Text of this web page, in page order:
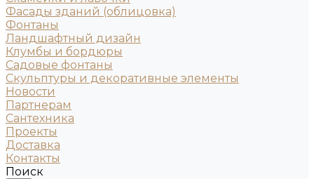
Фасады зданий (облицовка)
Фонтаны
Ландшафтный дизайн
Клумбы и бордюры
Садовые фонтаны
Скульптуры и декоративные элементы
Новости
Партнерам
Сантехника
Проекты
Доставка
Контакты
Поиск